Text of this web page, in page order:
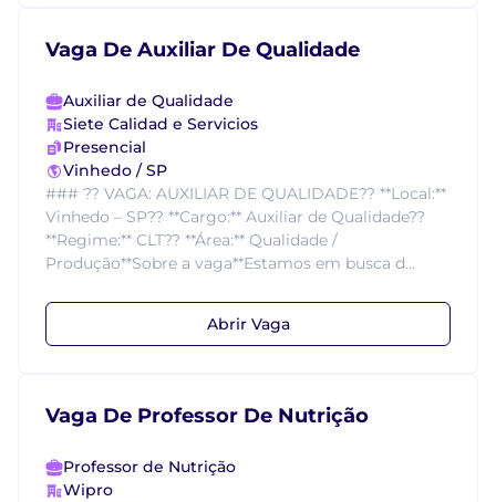
Vaga De Auxiliar De Qualidade
Auxiliar de Qualidade
Siete Calidad e Servicios
Presencial
Vinhedo / SP
### ?? VAGA: AUXILIAR DE QUALIDADE?? **Local:**
Vinhedo – SP?? **Cargo:** Auxiliar de Qualidade??
**Regime:** CLT?? **Área:** Qualidade /
Produção**Sobre a vaga**Estamos em busca d...
Abrir Vaga
Vaga De Professor De Nutrição
Professor de Nutrição
Wipro